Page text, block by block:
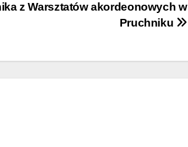
z Warsztatów akordeonowych w
Pruchniku